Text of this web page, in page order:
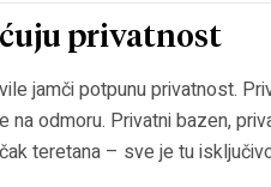
privatnost
jamči potpunu privatnost.
na odmoru. Privatni bazen,
teretana – sve je tu